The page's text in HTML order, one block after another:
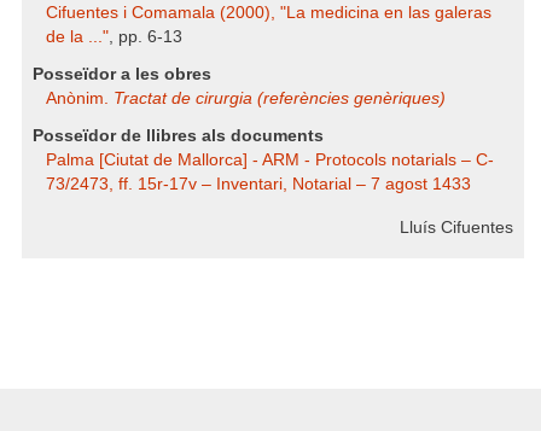
Cifuentes i Comamala (2000), "La medicina en las galeras
de la ...", pp. 6-13
Posseïdor a les obres
Anònim. Tractat de cirurgia (referències genèriques)
Posseïdor de llibres als documents
Palma [Ciutat de Mallorca] - ARM - Protocols notarials – C-
73/2473, ff. 15r-17v – Inventari, Notarial – 7 agost 1433
Lluís Cifuentes